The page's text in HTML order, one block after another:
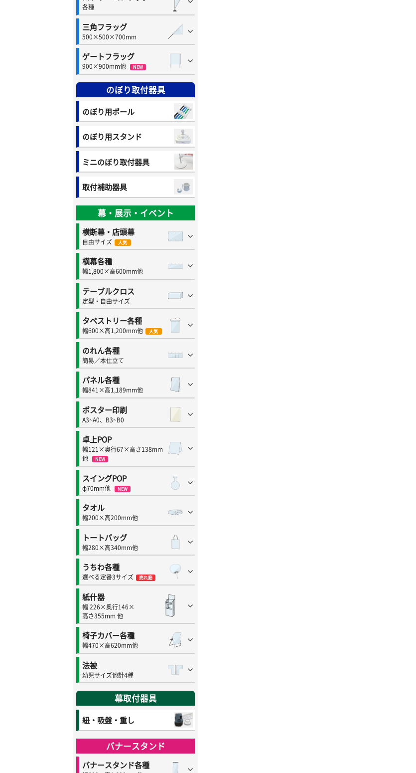
各種
三角フラッグ
500×500×700mm
ゲートフラッグ
900×900mm他 NEW
のぼり取付器具
のぼり用ポール
のぼり用スタンド
ミニのぼり取付器具
取付補助器具
幕・展示・イベント
横断幕・店頭幕
自由サイズ 人気
横幕各種
幅1,800×高600mm他
テーブルクロス
定型・自由サイズ
タペストリー各種
幅600×高1,200mm他 人気
のれん各種
簡易／本仕立て
パネル各種
幅841×高1,189mm他
ポスター印刷
A3~A0、B3~B0
卓上POP
幅121×奥行67×高さ138mm
他
NEW
スイングPOP
φ70mm他 NEW
タオル
幅200×高200mm他
トートバッグ
幅280×高340mm他
うちわ各種
選べる定番3サイズ 売れ筋
紙什器
幅 226×奥行146×
高さ355mm 他
椅子カバー各種
幅470×高620mm他
法被
幼児サイズ他計4種
幕取付器具
紐・吸盤・重し
バナースタンド
バナースタンド各種